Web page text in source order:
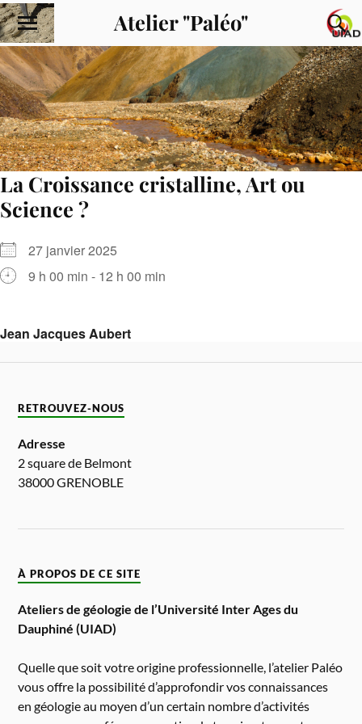
Atelier "Paléo"
La Croissance cristalline, Art ou
Science ?
27 janvier 2025
9 h 00 min - 12 h 00 min
Jean Jacques Aubert
RETROUVEZ-NOUS
Adresse
2 square de Belmont
38000 GRENOBLE
À PROPOS DE CE SITE
Ateliers de géologie de l’Université Inter Ages du
Dauphiné (UIAD)
Quelle que soit votre origine professionnelle, l’atelier Paléo
vous offre la possibilité d’approfondir vos connaissances
en géologie au moyen d’un certain nombre d’activités